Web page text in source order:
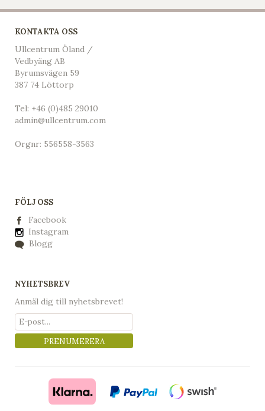
KONTAKTA OSS
Ullcentrum Öland /
Vedbyäng AB
Byrumsvägen 59
387 74 Löttorp
Tel: +46 (0)485 29010
admin@ullcentrum.com
Orgnr: 556558-3563
FÖLJ OSS
Facebook
Instagram
Blogg
NYHETSBREV
Anmäl dig till nyhetsbrevet!
PRENUMERERA